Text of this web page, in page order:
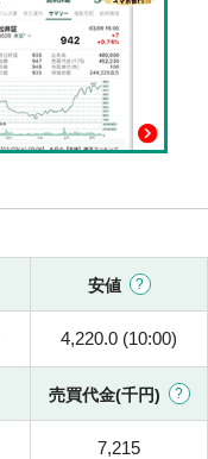
安値
4,220.0 (10:00)
売買代金(千円)
7,215